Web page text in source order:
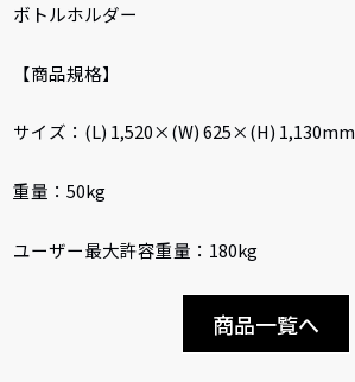
ボトルホルダー
【商品規格】
サイズ：(L) 1,520×(W) 625×(H) 1,130mm
重量：50kg
ユーザー最大許容重量：180kg
商品一覧へ